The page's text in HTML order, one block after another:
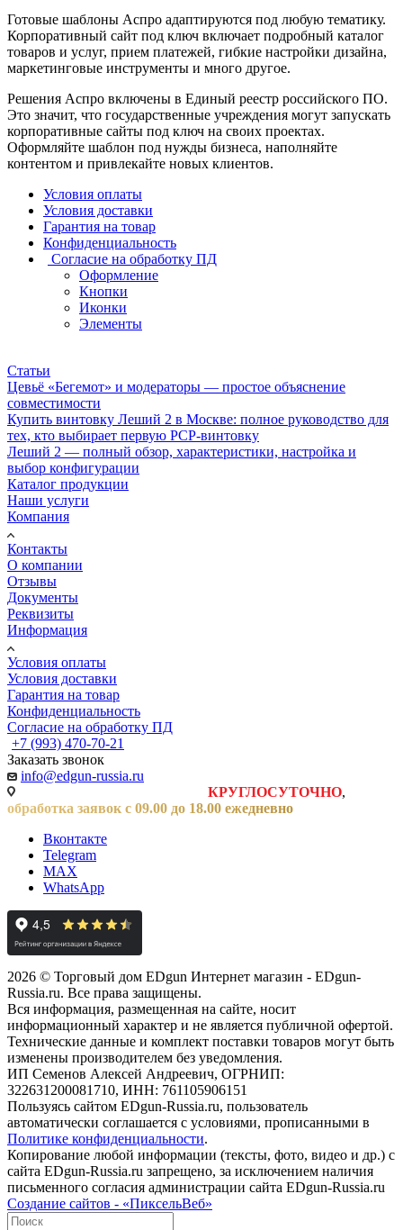
Готовые шаблоны Аспро адаптируются под любую тематику.
Корпоративный сайт под ключ включает подробный каталог
товаров и услуг, прием платежей, гибкие настройки дизайна,
маркетинговые инструменты и много другое.
Решения Аспро включены в Единый реестр российского ПО.
Это значит, что государственные учреждения могут запускать
корпоративные сайты под ключ на своих проектах.
Оформляйте шаблон под нужды бизнеса, наполняйте
контентом и привлекайте новых клиентов.
Условия оплаты
Условия доставки
Гарантия на товар
Конфиденциальность
Согласие на обработку ПД
Оформление
Кнопки
Иконки
Элементы
Статьи
Цевьё «Бегемот» и модераторы — простое объяснение
совместимости
Купить винтовку Леший 2 в Москве: полное руководство для
тех, кто выбирает первую PCP-винтовку
Леший 2 — полный обзор, характеристики, настройка и
выбор конфигурации
Каталог продукции
Наши услуги
Компания
Контакты
О компании
Отзывы
Документы
Реквизиты
Информация
Условия оплаты
Условия доставки
Гарантия на товар
Конфиденциальность
Согласие на обработку ПД
+7 (993) 470-70-21
Заказать звонок
info@edgun-russia.ru
КРУГЛОСУТОЧНО,
обработка заявок с 09.00 до 18.00 ежедневно
Вконтакте
Telegram
MAX
WhatsApp
2026 © Торговый дом EDgun Интернет магазин - EDgun-
Russia.ru. Все права защищены.
Вся информация, размещенная на сайте, носит
информационный характер и не является публичной офертой.
Технические данные и комплект поставки товаров могут быть
изменены производителем без уведомления.
ИП Семенов Алексей Андреевич, ОГРНИП:
322631200081710, ИНН: 761105906151
Пользуясь сайтом EDgun-Russia.ru, пользователь
автоматически соглашается с условиями, прописанными в
Политике конфиденциальности.
Копирование любой информации (тексты, фото, видео и др.) с
сайта EDgun-Russia.ru запрещено, за исключением наличия
письменного согласия администрации сайта EDgun-Russia.ru
Создание сайтов - «ПиксельВеб»